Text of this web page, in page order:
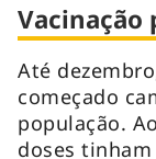
Vacinação
Até
começado
população.
doses